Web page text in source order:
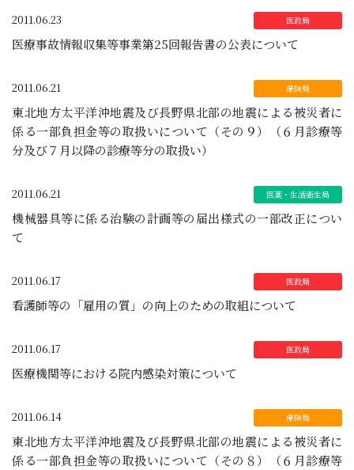
2011.06.23
医療事故情報収集等事業第25回報告書の公表について
2011.06.21
東北地方太平洋沖地震及び長野県北部の地震による被災者に
係る一部負担金等の取扱いについて（その９）（６月診療等
分及び７月以降の診療等分の取扱い）
2011.06.21
機械器具等に係る治験の計画等の届出様式の一部改正につい
て
2011.06.17
看護師等の「雇用の質」の向上のための取組について
2011.06.17
医療機関等における院内感染対策について
2011.06.14
東北地方太平洋沖地震及び長野県北部の地震による被災者に
係る一部負担金等の取扱いについて（その８）（６月診療等